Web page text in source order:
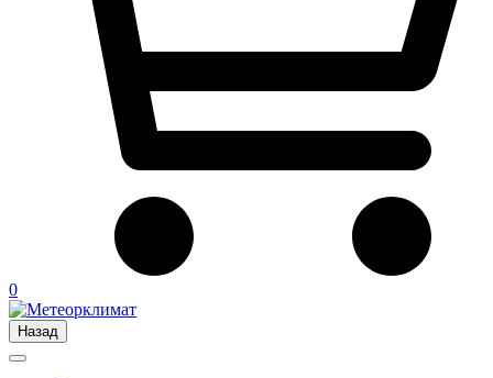
0
Назад